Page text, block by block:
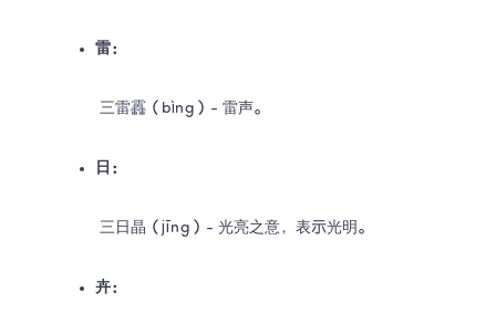
雷：
三雷靐（bìng）- 雷声。
日：
三日晶（jīng）- 光亮之意，表示光明。
卉：